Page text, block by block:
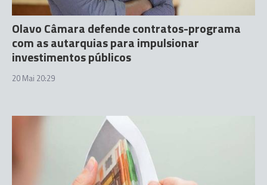
Olavo Câmara defende contratos-programa
com as autarquias para impulsionar
investimentos públicos
20 Mai 20:29